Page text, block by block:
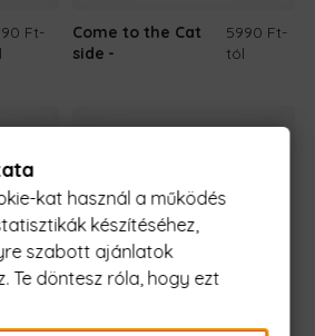
Ft-
Come to the Cat
side
5990 Ft-
tól
kat használ a működés
készítéséhez,
szabott ajánlatok
Te döntesz róla, hogy ezt